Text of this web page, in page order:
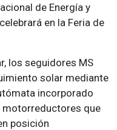
de Energía y
en la Feria de
los seguidores MS
solar mediante
incorporado
que
posición